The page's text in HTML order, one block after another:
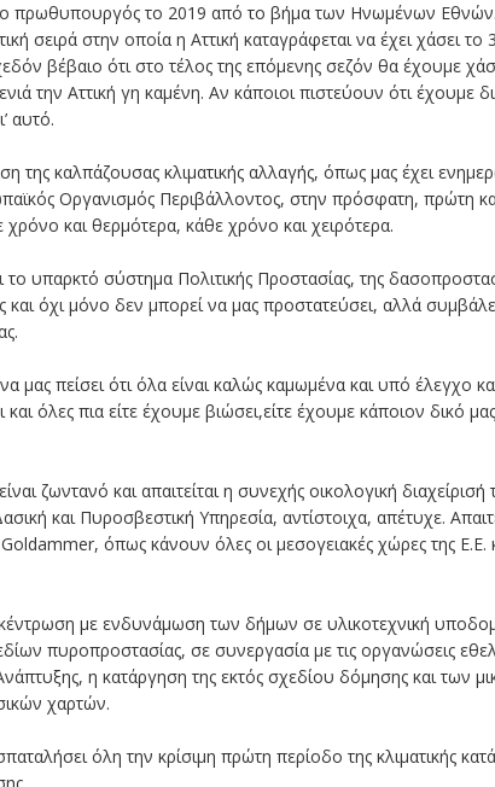
πρωθυπουργός το 2019 από το βήμα των Ηνωμένων Εθνών.
σειρά στην οποία η Αττική καταγράφεται να έχει χάσει
βέβαιο ότι στο τέλος της επόμενης σεζόν θα έχουμε
την Αττική γη καμένη. Αν κάποιοι πιστεύουν ότι έχουμε
αυτό.
της καλπάζουσας κλιματικής αλλαγής, όπως μας έχει
Οργανισμός Περιβάλλοντος, στην πρόσφατη, πρώτη
και θερμότερα, κάθε χρόνο και χειρότερα.
το υπαρκτό σύστημα Πολιτικής Προστασίας, της
και όχι μόνο δεν μπορεί να μας προστατεύσει, αλλά
πείσει ότι όλα είναι καλώς καμωμένα και υπό έλεγχο
όλες πια είτε έχουμε βιώσει,είτε έχουμε κάποιον δικό
ζωντανό και απαιτείται η συνεχής οικολογική
και Πυροσβεστική Υπηρεσία, αντίστοιχα, απέτυχε.
όπως κάνουν όλες οι μεσογειακές χώρες της Ε.Ε.
με ενδυνάμωση των δήμων σε υλικοτεχνική
πυροπροστασίας, σε συνεργασία με τις οργανώσεις
η κατάργηση της εκτός σχεδίου δόμησης και των
χαρτών.
όλη την κρίσιμη πρώτη περίοδο της κλιματικής